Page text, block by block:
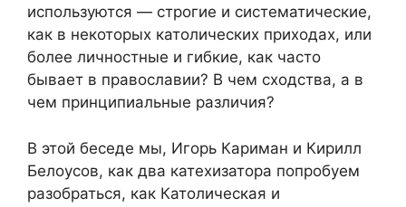
используются — строгие и систематические,
как в некоторых католических приходах, или
более личностные и гибкие, как часто
бывает в православии? В чем сходства, а в
чем принципиальные различия?
В этой беседе мы, Игорь Кариман и Кирилл
Белоусов, как два катехизатора попробуем
разобраться, как Католическая и